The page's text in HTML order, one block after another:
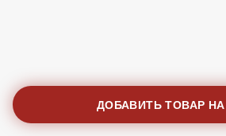
ДОБАВИТЬ ТОВАР